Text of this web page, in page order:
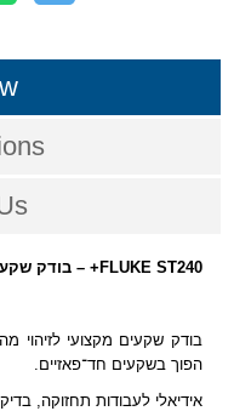
FLUKE ST240+ – בודק שקעים וממסרי מגן כולל צפצוף
בודק שקעים מקצועי לזיהוי
הפוך בשקעים חד־פאזיים.
אידיאלי לעבודות תחזוקה,